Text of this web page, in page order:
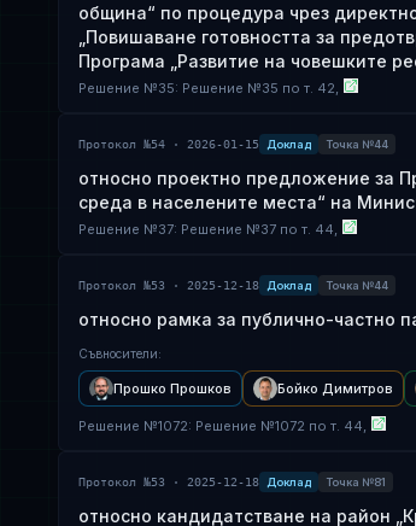
община“ по процедура чрез
„Повишаване готовността за
Програма „Развитие на човешките
Решение №35: Решение №35 по т. 42,
Протокол №54 · 2026-01-15 Доклад Точка №44
относно проектно предложение за
среда в населените места“ на
Решение №37: Решение №37 по т. 44,
Протокол №53 · 2025-12-18 Доклад Точка №44
относно рамка за публично-частно
Съвносители:
Прошко Прошков Бойко Димитров
Решение №1072: Решение №1072 по т. 44,
Протокол №53 · 2025-12-18 Доклад Точка №81
относно кандидатстване на район